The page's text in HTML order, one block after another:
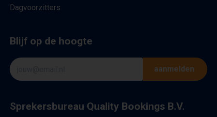
Dagvoorzitters
Blijf op de hoogte
aanmelden
Sprekersbureau Quality Bookings B.V.